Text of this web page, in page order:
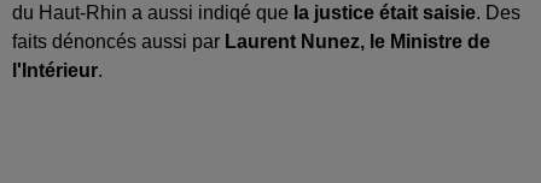
du Haut-Rhin a aussi indiqé que la justice était saisie. Des
faits dénoncés aussi par Laurent Nunez, le Ministre de
l'Intérieur.